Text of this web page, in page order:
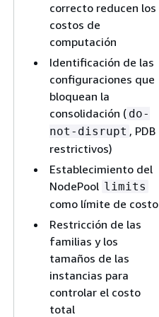
correcto reducen los
costos de
computación
Identificación de las
configuraciones que
bloquean la
consolidación ( do-
not-disrupt , PDB
restrictivos)
Establecimiento del
NodePool limits
como límite de costo
Restricción de las
familias y los
tamaños de las
instancias para
controlar el costo
total